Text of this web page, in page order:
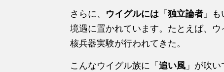
さらに、 ウイグルには 「 独立論者 」
境遇に置かれています。たとえば、
核兵器実験が行われてきた。
こんなウイグル族に「 追い風 」が吹